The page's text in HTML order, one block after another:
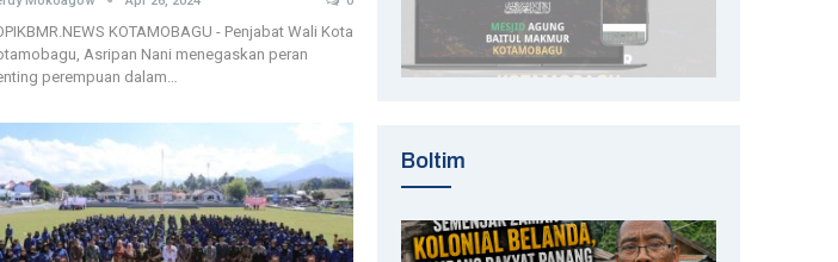
KOTAMOBAGU - Penjabat Wali Kota
Asripan Nani menegaskan peran
perempuan dalam…
Boltim